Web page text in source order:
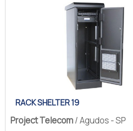
RACK SHELTER 19
Project Telecom/ Agudos - SP